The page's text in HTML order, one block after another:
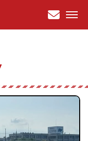
お問